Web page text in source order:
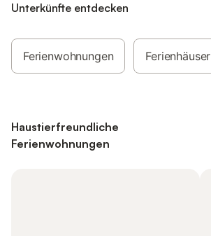
Unterkünfte entdecken
Ferienwohnungen Ferienhäuser
Haustierfreundliche
Ferienwohnungen